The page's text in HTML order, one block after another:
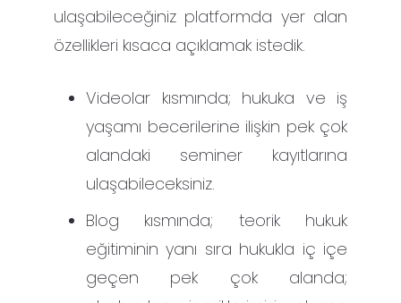
ulaşabileceğiniz platformda yer alan
özellikleri kısaca açıklamak istedik.
Videolar kısmında; hukuka ve iş
yaşamı becerilerine ilişkin pek çok
alandaki seminer kayıtlarına
ulaşabileceksiniz.
Blog kısmında; teorik hukuk
eğitiminin yanı sıra hukukla iç içe
geçen pek çok alanda;